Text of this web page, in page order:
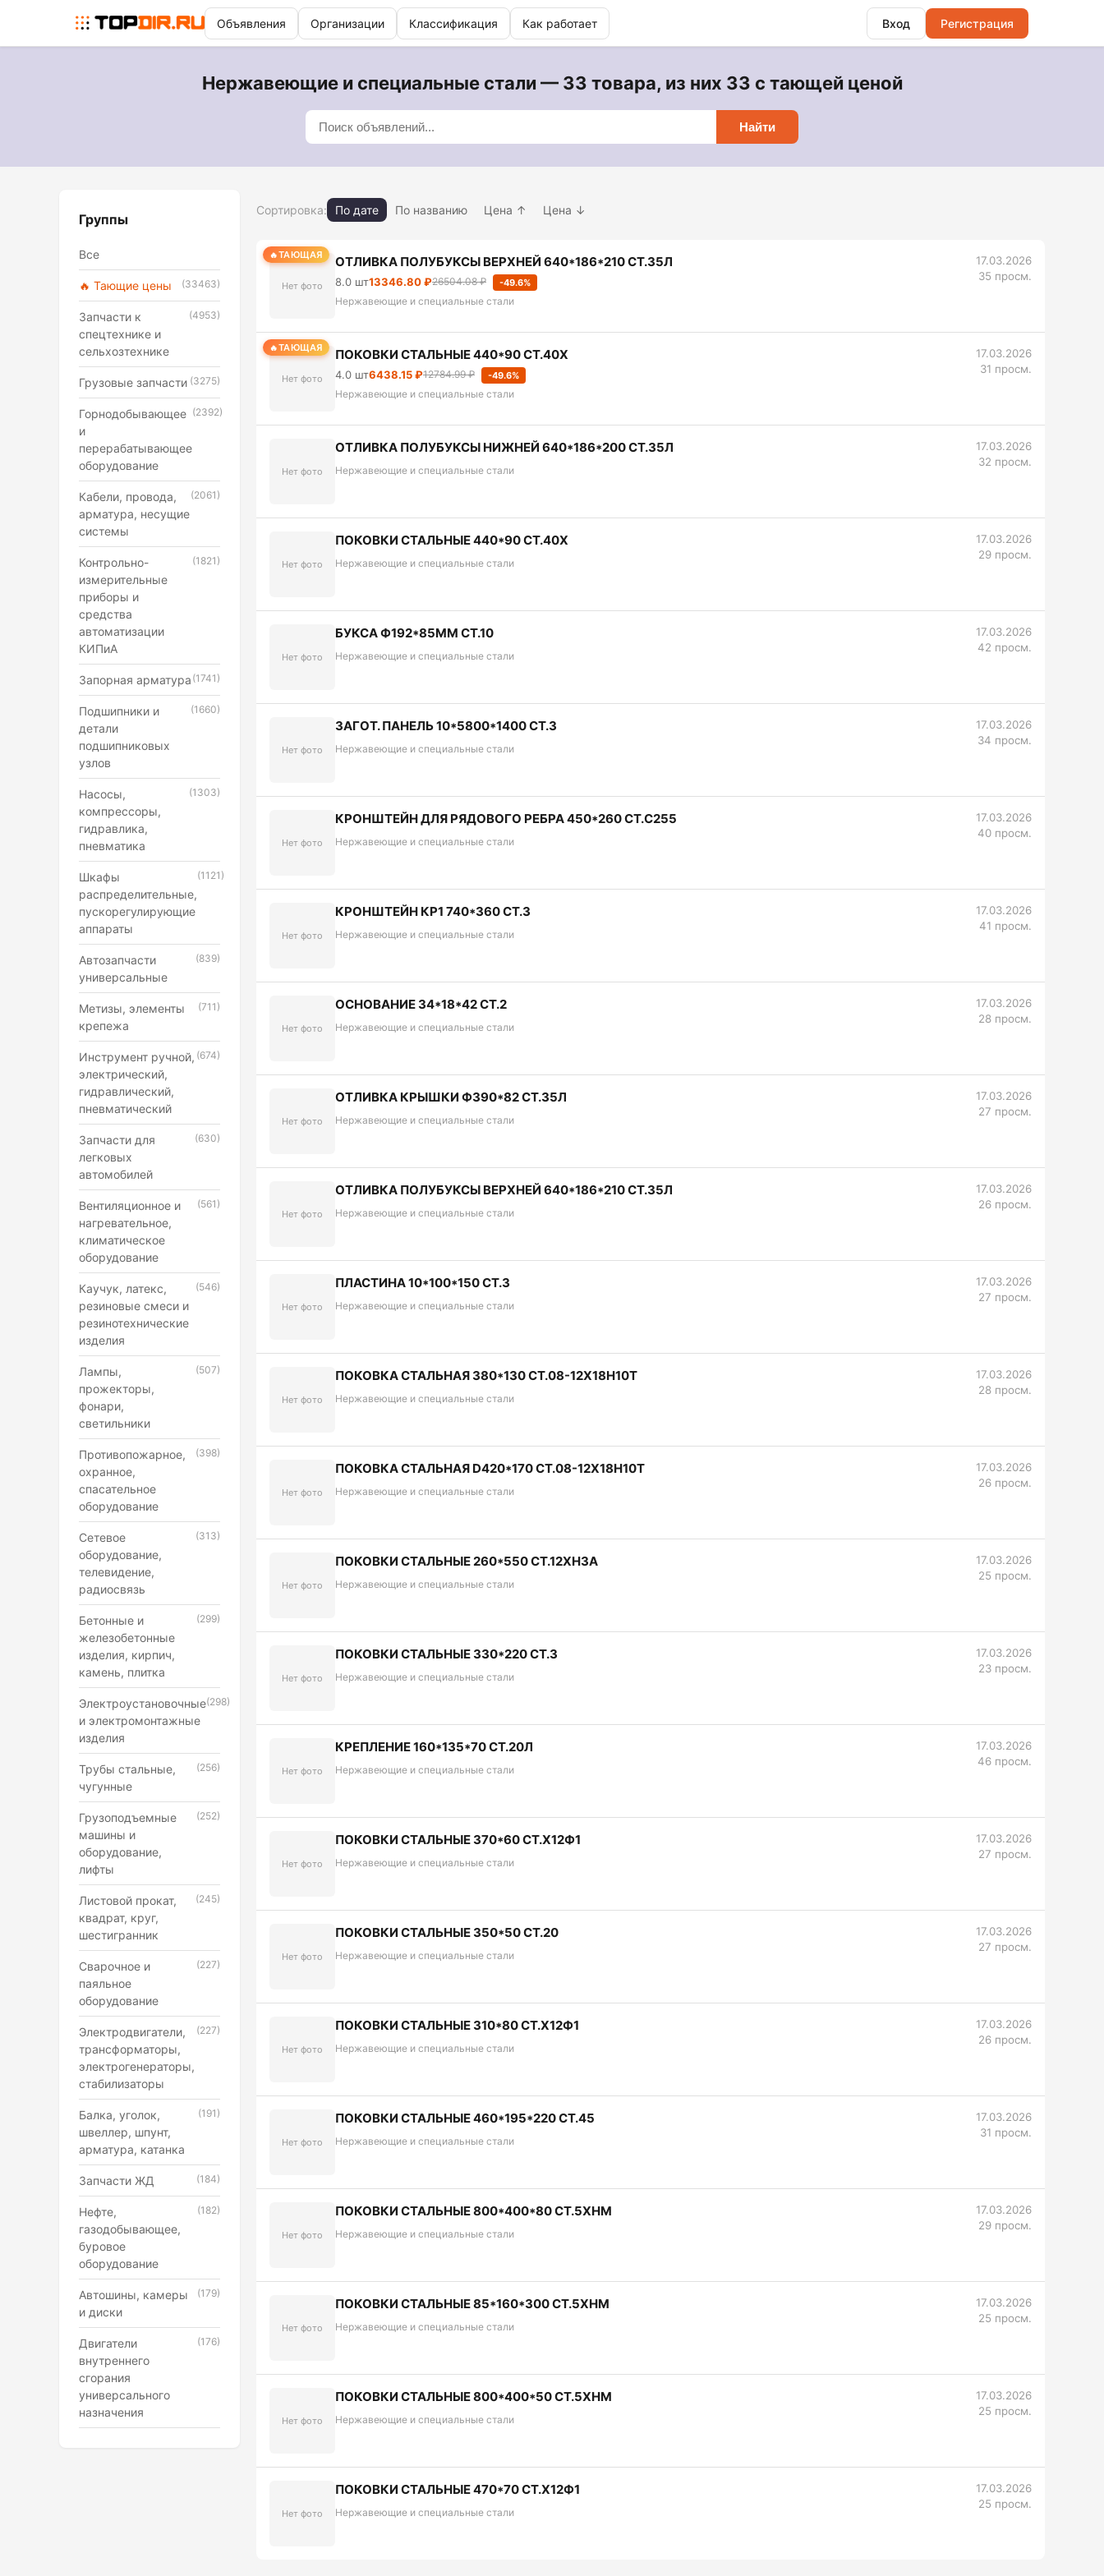
Объявления Организации Классификация Как работает Вход Регистрация
Нержавеющие и специальные стали — 33 товара, из них 33 с тающей ценой
Найти
Группы
Все
🔥 Тающие цены (33463)
Запчасти к
спецтехнике и
сельхозтехнике
(4953)
Грузовые запчасти (3275)
Горнодобывающее
и
перерабатывающее
оборудование
(2392)
Кабели, провода,
арматура, несущие
системы
(2061)
Контрольно-
измерительные
приборы и
средства
автоматизации
КИПиА
(1821)
Запорная арматура (1741)
Подшипники и
детали
подшипниковых
узлов
(1660)
Насосы,
компрессоры,
гидравлика,
пневматика
(1303)
Шкафы
распределительные,
пускорегулирующие
аппараты
(1121)
Автозапчасти
универсальные
(839)
Метизы, элементы
крепежа
(711)
Инструмент ручной,
электрический,
гидравлический,
пневматический
(674)
Запчасти для
легковых
автомобилей
(630)
Вентиляционное и
нагревательное,
климатическое
оборудование
(561)
Каучук, латекс,
резиновые смеси и
резинотехнические
изделия
(546)
Лампы,
прожекторы,
фонари,
светильники
(507)
Противопожарное,
охранное,
спасательное
оборудование
(398)
Сетевое
оборудование,
телевидение,
радиосвязь
(313)
Бетонные и
железобетонные
изделия, кирпич,
камень, плитка
(299)
Электроустановочные
и электромонтажные
изделия
(298)
Трубы стальные,
чугунные
(256)
Грузоподъемные
машины и
оборудование,
лифты
(252)
Листовой прокат,
квадрат, круг,
шестигранник
(245)
Сварочное и
паяльное
оборудование
(227)
Электродвигатели,
трансформаторы,
электрогенераторы,
стабилизаторы
(227)
Балка, уголок,
швеллер, шпунт,
арматура, катанка
(191)
Запчасти ЖД (184)
Нефте,
газодобывающее,
буровое
оборудование
(182)
Автошины, камеры
и диски
(179)
Двигатели
внутреннего
сгорания
универсального
назначения
(176)
Сортировка: По дате По названию Цена ↑ Цена ↓
ТАЮЩАЯ
Нет фото
ОТЛИВКА ПОЛУБУКСЫ ВЕРХНЕЙ 640*186*210 СТ.35Л
8.0 шт13346.80 ₽26504.08 ₽ -49.6%
Нержавеющие и специальные стали
17.03.2026
35 просм.
ТАЮЩАЯ
Нет фото
ПОКОВКИ СТАЛЬНЫЕ 440*90 СТ.40Х
4.0 шт6438.15 ₽12784.99 ₽ -49.6%
Нержавеющие и специальные стали
17.03.2026
31 просм.
Нет фото
ОТЛИВКА ПОЛУБУКСЫ НИЖНЕЙ 640*186*200 СТ.35Л
Нержавеющие и специальные стали
17.03.2026
32 просм.
Нет фото
ПОКОВКИ СТАЛЬНЫЕ 440*90 СТ.40Х
Нержавеющие и специальные стали
17.03.2026
29 просм.
Нет фото
БУКСА Ф192*85ММ СТ.10
Нержавеющие и специальные стали
17.03.2026
42 просм.
Нет фото
ЗАГОТ. ПАНЕЛЬ 10*5800*1400 СТ.3
Нержавеющие и специальные стали
17.03.2026
34 просм.
Нет фото
КРОНШТЕЙН ДЛЯ РЯДОВОГО РЕБРА 450*260 СТ.С255
Нержавеющие и специальные стали
17.03.2026
40 просм.
Нет фото
КРОНШТЕЙН КР1 740*360 СТ.3
Нержавеющие и специальные стали
17.03.2026
41 просм.
Нет фото
ОСНОВАНИЕ 34*18*42 СТ.2
Нержавеющие и специальные стали
17.03.2026
28 просм.
Нет фото
ОТЛИВКА КРЫШКИ Ф390*82 СТ.35Л
Нержавеющие и специальные стали
17.03.2026
27 просм.
Нет фото
ОТЛИВКА ПОЛУБУКСЫ ВЕРХНЕЙ 640*186*210 СТ.35Л
Нержавеющие и специальные стали
17.03.2026
26 просм.
Нет фото
ПЛАСТИНА 10*100*150 СТ.3
Нержавеющие и специальные стали
17.03.2026
27 просм.
Нет фото
ПОКОВКА СТАЛЬНАЯ 380*130 СТ.08-12Х18Н10Т
Нержавеющие и специальные стали
17.03.2026
28 просм.
Нет фото
ПОКОВКА СТАЛЬНАЯ D420*170 СТ.08-12Х18Н10Т
Нержавеющие и специальные стали
17.03.2026
26 просм.
Нет фото
ПОКОВКИ СТАЛЬНЫЕ 260*550 СТ.12ХН3А
Нержавеющие и специальные стали
17.03.2026
25 просм.
Нет фото
ПОКОВКИ СТАЛЬНЫЕ 330*220 СТ.3
Нержавеющие и специальные стали
17.03.2026
23 просм.
Нет фото
КРЕПЛЕНИЕ 160*135*70 СТ.20Л
Нержавеющие и специальные стали
17.03.2026
46 просм.
Нет фото
ПОКОВКИ СТАЛЬНЫЕ 370*60 СТ.Х12Ф1
Нержавеющие и специальные стали
17.03.2026
27 просм.
Нет фото
ПОКОВКИ СТАЛЬНЫЕ 350*50 СТ.20
Нержавеющие и специальные стали
17.03.2026
27 просм.
Нет фото
ПОКОВКИ СТАЛЬНЫЕ 310*80 СТ.Х12Ф1
Нержавеющие и специальные стали
17.03.2026
26 просм.
Нет фото
ПОКОВКИ СТАЛЬНЫЕ 460*195*220 СТ.45
Нержавеющие и специальные стали
17.03.2026
31 просм.
Нет фото
ПОКОВКИ СТАЛЬНЫЕ 800*400*80 СТ.5ХНМ
Нержавеющие и специальные стали
17.03.2026
29 просм.
Нет фото
ПОКОВКИ СТАЛЬНЫЕ 85*160*300 СТ.5ХНМ
Нержавеющие и специальные стали
17.03.2026
25 просм.
Нет фото
ПОКОВКИ СТАЛЬНЫЕ 800*400*50 СТ.5ХНМ
Нержавеющие и специальные стали
17.03.2026
25 просм.
Нет фото
ПОКОВКИ СТАЛЬНЫЕ 470*70 СТ.Х12Ф1
Нержавеющие и специальные стали
17.03.2026
25 просм.